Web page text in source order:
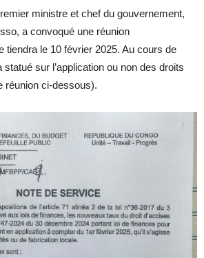
ministre et chef du gouvernement,
a convoqué une réunion
tiendra le 10 février 2025. Au cours de
sur l’application ou non des droits
réunion ci-dessous).